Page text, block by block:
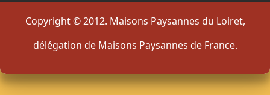
Copyright © 2012. Maisons Paysannes du Loiret,
délégation de Maisons Paysannes de France.